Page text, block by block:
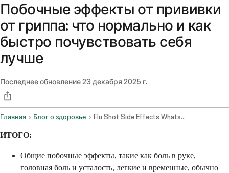
Побочные эффекты от прививки
от гриппа: что нормально и как
быстро почувствовать себя
лучше
Последнее обновление23 декабря 2025 г.
Главная Блог о здоровье Flu Shot Side Effects Whats Normal And How To Feel Better Fast
ИТОГО:
Общие побочные эффекты, такие как боль в руке,
головная боль и усталость, легкие и временные, обычно